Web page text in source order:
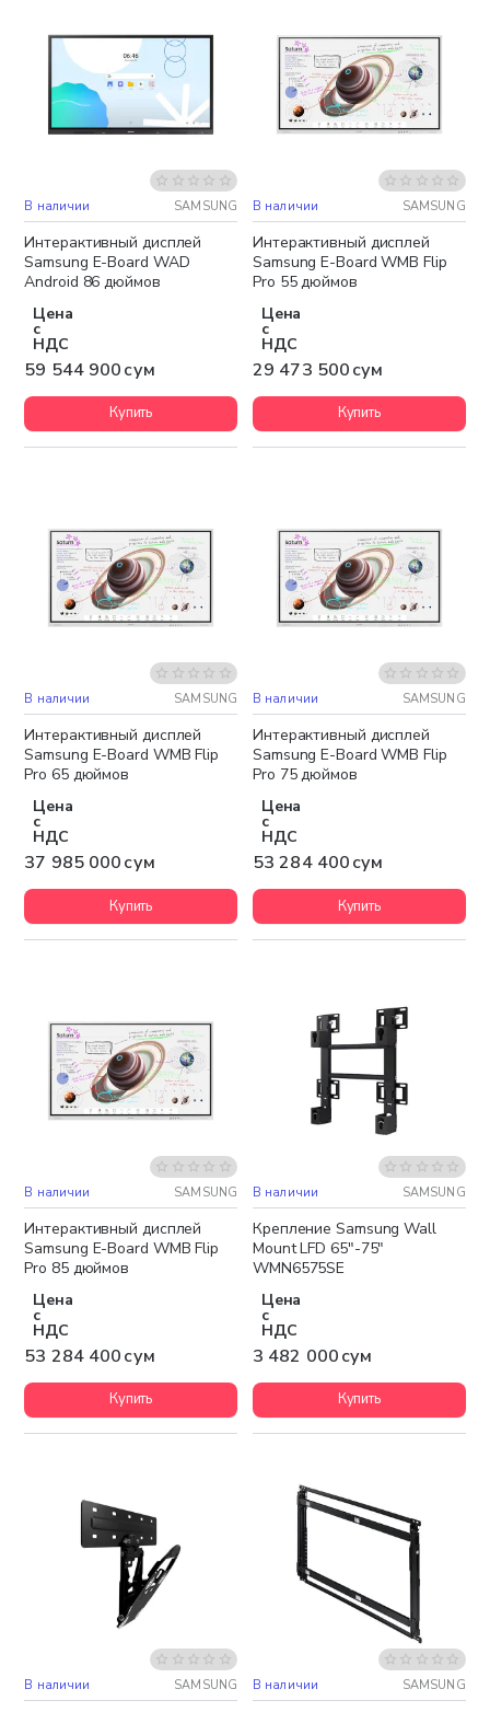
Бесплатная доставка
В наличии SAMSUNG
Интерактивный дисплей
Samsung E-Board WAD
Android 86 дюймов
Цена
с
НДС
59 544 900 сум
Купить
Бесплатная доставка
В наличии SAMSUNG
Интерактивный дисплей
Samsung E-Board WMB Flip
Pro 55 дюймов
Цена
с
НДС
29 473 500 сум
Купить
Бесплатная доставка
В наличии SAMSUNG
Интерактивный дисплей
Samsung E-Board WMB Flip
Pro 65 дюймов
Цена
с
НДС
37 985 000 сум
Купить
Бесплатная доставка
В наличии SAMSUNG
Интерактивный дисплей
Samsung E-Board WMB Flip
Pro 75 дюймов
Цена
с
НДС
53 284 400 сум
Купить
Бесплатная доставка
В наличии SAMSUNG
Интерактивный дисплей
Samsung E-Board WMB Flip
Pro 85 дюймов
Цена
с
НДС
53 284 400 сум
Купить
Бесплатная доставка
В наличии SAMSUNG
Крепление Samsung Wall
Mount LFD 65"-75"
WMN6575SE
Цена
с
НДС
3 482 000 сум
Купить
Бесплатная доставка
В наличии SAMSUNG Бесплатная доставка
В наличии SAMSUNG